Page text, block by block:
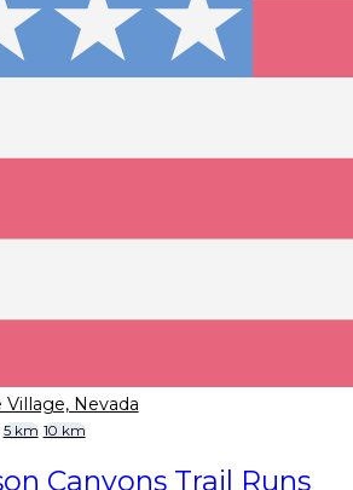
Nevada
5 km 10 km
Canyons Trail Runs